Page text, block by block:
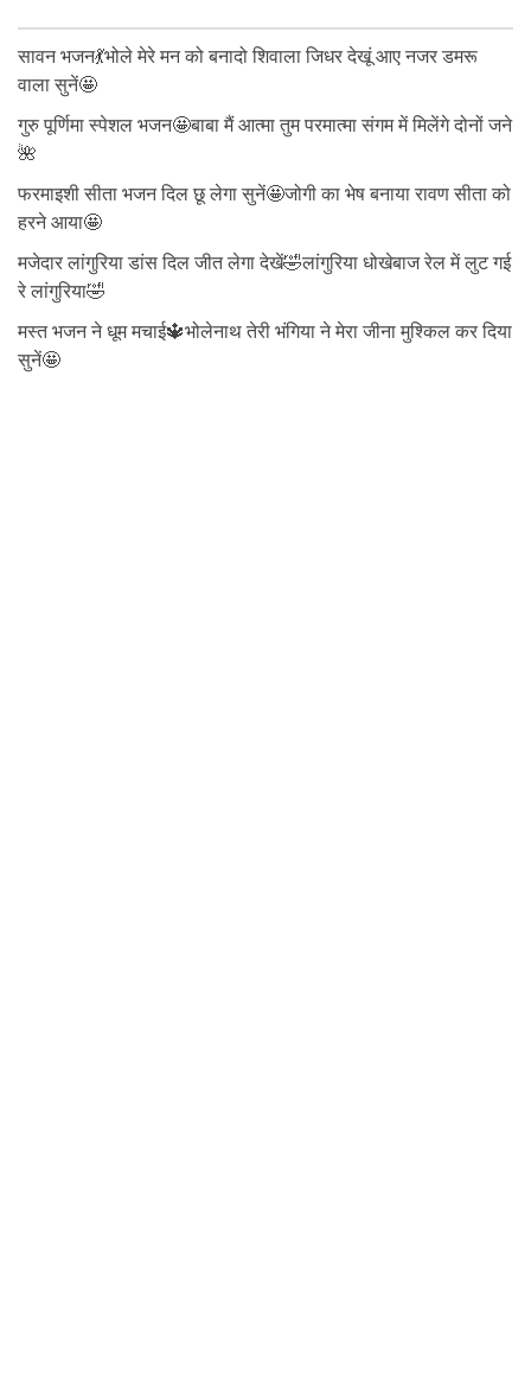
सावन भजन💃भोले मेरे मन को बनादो शिवाला जिधर देखूं आए नजर डमरू
वाला सुनें🤩
गुरु पूर्णिमा स्पेशल भजन🤩बाबा मैं आत्मा तुम परमात्मा संगम में मिलेंगे दोनों जने
🌺
फरमाइशी सीता भजन दिल छू लेगा सुनें🤩जोगी का भेष बनाया रावण सीता को
हरने आया🤩
मजेदार लांगुरिया डांस दिल जीत लेगा देखें🤣लांगुरिया धोखेबाज रेल में लुट गई
रे लांगुरिया🤣
मस्त भजन ने धूम मचाई🔱भोलेनाथ तेरी भंगिया ने मेरा जीना मुश्किल कर दिया
सुनें🤩